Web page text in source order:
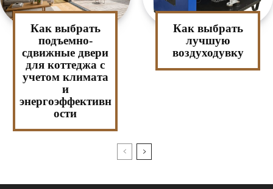
Как выбрать
подъемно-
сдвижные двери
для коттеджа с
учетом климата
и
энергоэффективн
ости
Как выбрать
лучшую
воздуходувку